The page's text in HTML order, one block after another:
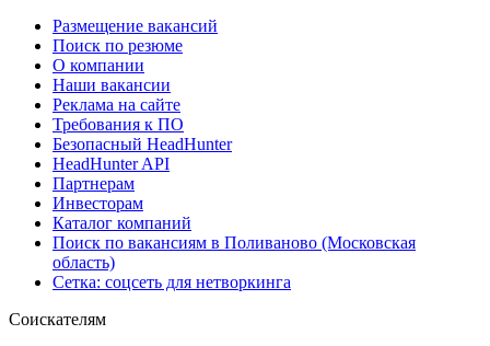
Размещение вакансий
Поиск по резюме
О компании
Наши вакансии
Реклама на сайте
Требования к ПО
Безопасный HeadHunter
HeadHunter API
Партнерам
Инвесторам
Каталог компаний
Поиск по вакансиям в Поливаново (Московская
область)
Сетка: соцсеть для нетворкинга
Соискателям